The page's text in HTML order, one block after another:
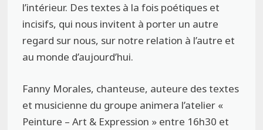
l’intérieur. Des textes à la fois poétiques et
incisifs, qui nous invitent à porter un autre
regard sur nous, sur notre relation à l’autre et
au monde d’aujourd’hui.
Fanny Morales, chanteuse, auteure des textes
et musicienne du groupe animera l’atelier «
Peinture – Art & Expression » entre 16h30 et